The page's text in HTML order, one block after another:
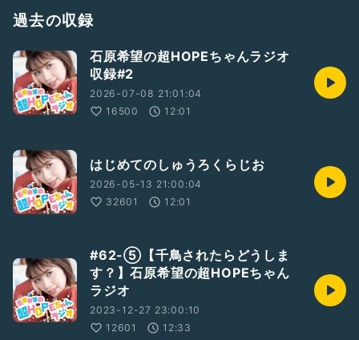
過去の収録
石原希望の超HOPEちゃんラジオ
収録#2
2026-07-08 21:01:04
16500
12:01
はじめてのしゅうろくらじお
2026-05-13 21:00:04
32601
12:01
#62-⑤【千鳥されたらどうしま
す？】石原希望の超HOPEちゃん
ラジオ
2023-12-27 23:00:10
12601
12:33